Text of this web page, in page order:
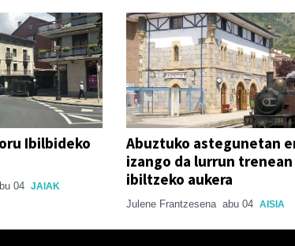
Ibilbideko
04 JAIAK
Abuztuko astegunetan
izango da lurrun trenean
ibiltzeko aukera
Julene Frantzesena abu 04 AISIA